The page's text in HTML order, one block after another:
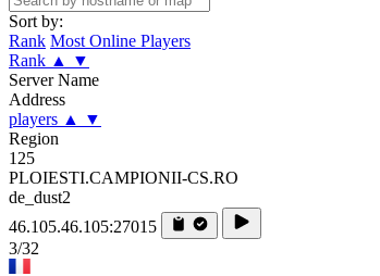
Sort by:
Rank Most Online Players
Rank ▲
▼
Server Name
Address
players ▲
▼
Region
125
PLOIESTI.CAMPIONII-CS.RO
de_dust2
46.105.46.105:27015
3/32